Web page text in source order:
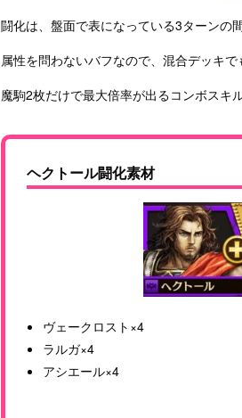
闘化は、盤面で表になっている3ターンの
属性を問わないバフなので、混合デッキで
魔駒2枚だけで最大倍率が出るコンボスキ
ヘクトール闘化素材
ヴェークロスト×4
ラルガ×4
アシエール×4